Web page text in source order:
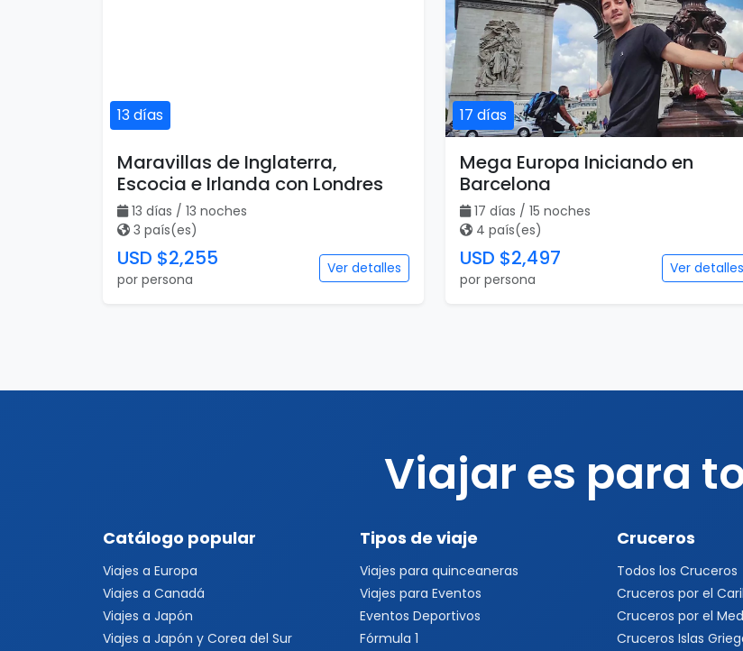
13 días
Maravillas de Inglaterra,
Escocia e Irlanda con Londres
13 días / 13 noches
3 país(es)
USD $2,255
por persona
Ver detalles
17 días
Mega Europa Iniciando en
Barcelona
17 días / 15 noches
4 país(es)
USD $2,497
por persona
Ver detalles
Viajar es para
Catálogo popular
Viajes a Europa
Viajes a Canadá
Viajes a Japón
Viajes a Japón y Corea del Sur
Tipos de viaje
Viajes para quinceaneras
Viajes para Eventos
Eventos Deportivos
Fórmula 1
Cruceros
Todos los Cruceros
Cruceros por el
Cruceros por el
Cruceros Islas